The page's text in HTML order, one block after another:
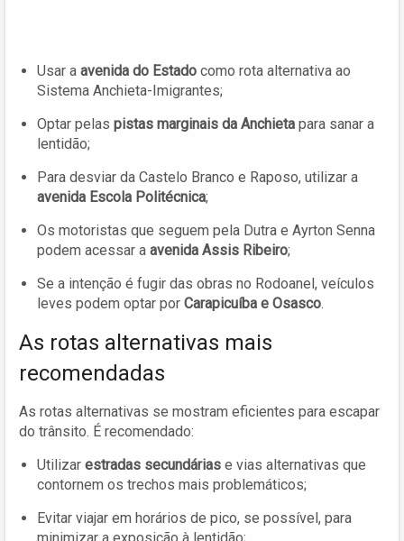
Usar a avenida do Estado como rota alternativa ao
Sistema Anchieta-Imigrantes;
Optar pelas pistas marginais da Anchieta para sanar a
lentidão;
Para desviar da Castelo Branco e Raposo, utilizar a
avenida Escola Politécnica;
Os motoristas que seguem pela Dutra e Ayrton Senna
podem acessar a avenida Assis Ribeiro;
Se a intenção é fugir das obras no Rodoanel, veículos
leves podem optar por Carapicuíba e Osasco.
As rotas alternativas mais
recomendadas
As rotas alternativas se mostram eficientes para escapar
do trânsito. É recomendado:
Utilizar estradas secundárias e vias alternativas que
contornem os trechos mais problemáticos;
Evitar viajar em horários de pico, se possível, para
minimizar a exposição à lentidão;